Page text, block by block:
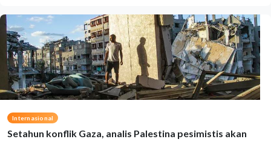
Internasional
Setahun konflik Gaza, analis Palestina pesimistis akan